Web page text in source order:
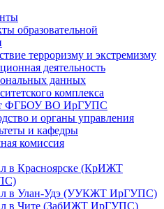
образовательной
терроризму и экстремизму
деятельность
данных
комплекса
ФГБОУ ВО ИрГУПС
и органы управления
и кафедры
комиссия
в Красноярске (КрИЖТ
в Улан-Удэ (УУКЖТ ИрГУПС)
в Чите (ЗабИЖТ ИрГУПС)